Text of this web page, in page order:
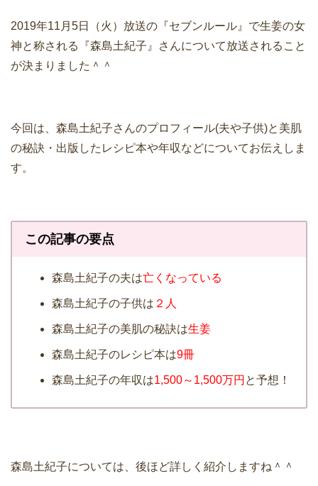
2019年11月5日（火）放送の『セブンルール』で生姜の女
神と称される『森島土紀子』さんについて放送されること
が決まりました＾＾
今回は、森島土紀子さんのプロフィール(夫や子供)と美肌
の秘訣・出版したレシピ本や年収などについてお伝えしま
す。
この記事の要点
森島土紀子の夫は亡くなっている
森島土紀子の子供は ２人
森島土紀子の美肌の秘訣は生姜
森島土紀子のレシピ本は9冊
森島土紀子の年収は1,500～1,500万円 と予想！
森島土紀子については、後ほど詳しく紹介しますね＾＾